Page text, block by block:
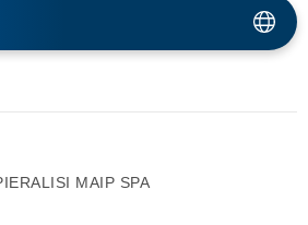
MAIP SPA